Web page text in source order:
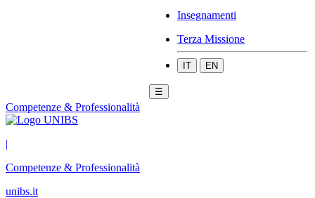
Insegnamenti
Terza Missione
IT EN
☰
Competenze & Professionalità
|
Competenze & Professionalità
unibs.it